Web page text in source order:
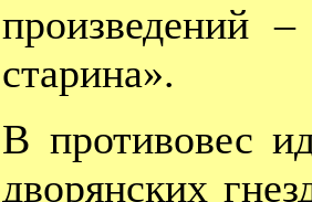
произведений
старина».
В противовес
дворянских